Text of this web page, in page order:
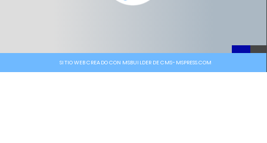
SITIO WEB CREADO CON MSBUILDER DE CMS-MSPRESS.COM